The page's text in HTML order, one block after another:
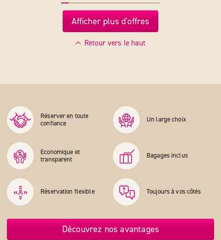
Afficher plus d'offres
Retour vers le haut
Réserver en toute
confiance
Un large choix
Economique et
transparent
Bagages inclus
Réservation flexible Toujours à vos côtés
Découvrez nos avantages